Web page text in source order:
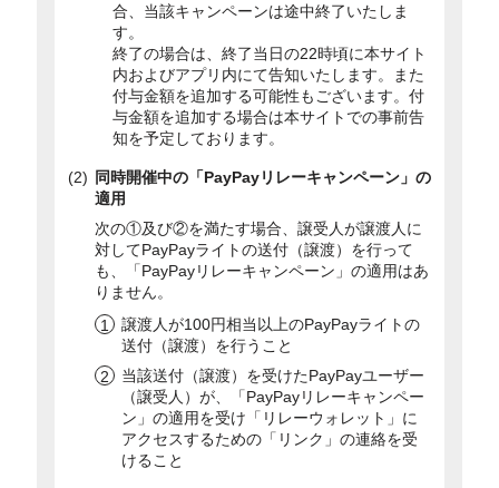
合、当該キャンペーンは途中終了いたしま
す。
終了の場合は、終了当日の22時頃に本サイト
内およびアプリ内にて告知いたします。また
付与金額を追加する可能性もございます。付
与金額を追加する場合は本サイトでの事前告
知を予定しております。
同時開催中の「PayPayリレーキャンペーン」の
適用
次の①及び②を満たす場合、譲受人が譲渡人に
対してPayPayライトの送付（譲渡）を行って
も、「PayPayリレーキャンペーン」の適用はあ
りません。
譲渡人が100円相当以上のPayPayライトの
送付（譲渡）を行うこと
当該送付（譲渡）を受けたPayPayユーザー
（譲受人）が、「PayPayリレーキャンペー
ン」の適用を受け「リレーウォレット」に
アクセスするための「リンク」の連絡を受
けること